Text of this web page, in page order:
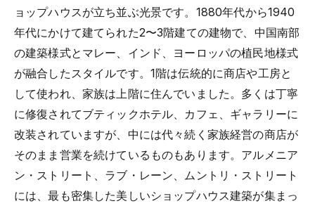
ョップハウスが立ち並ぶ光景です。1880年代から1940
年代にかけて建てられた2〜3階建ての建物で、中国南部
の建築様式とマレー、インド、ヨーロッパの植民地様式
が融合したスタイルです。1階は伝統的に商店や工房と
して使われ、家族は上階に住んでいました。多くは丁寧
に修復されてブティックホテル、カフェ、ギャラリーに
改装されていますが、中には代々続く家族経営の商店が
そのまま営業を続けているものもあります。アルメニア
ン・ストリート、ラブ・レーン、ムントリ・ストリート
には、最も密集した美しいショップハウス建築が集まっ